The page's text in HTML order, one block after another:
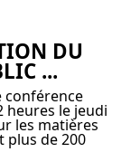
DU
...
conférence
heures le jeudi
les matières
plus de 200